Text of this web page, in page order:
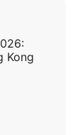
Kong